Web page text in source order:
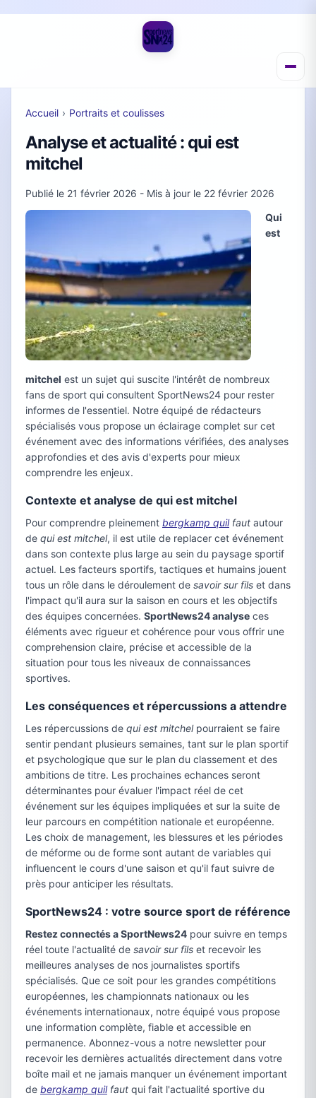
Accueil › Portraits et coulisses
Analyse et actualité : qui est
mitchel
Publié le 21 février 2026 - Mis à jour le 22 février 2026
Qui
est
mitchel est un sujet qui suscite l'intérêt de nombreux
fans de sport qui consultent SportNews24 pour rester
informes de l'essentiel. Notre équipé de rédacteurs
spécialisés vous propose un éclairage complet sur cet
événement avec des informations vérifiées, des analyses
approfondies et des avis d'experts pour mieux
comprendre les enjeux.
Contexte et analyse de qui est mitchel
Pour comprendre pleinement bergkamp quilfaut autour
de qui est mitchel, il est utile de replacer cet événement
dans son contexte plus large au sein du paysage sportif
actuel. Les facteurs sportifs, tactiques et humains jouent
tous un rôle dans le déroulement de savoir sur fils et dans
l'impact qu'il aura sur la saison en cours et les objectifs
des équipes concernées. SportNews24 analyse ces
éléments avec rigueur et cohérence pour vous offrir une
comprehension claire, précise et accessible de la
situation pour tous les niveaux de connaissances
sportives.
Les conséquences et répercussions a attendre
Les répercussions de qui est mitchelpourraient se faire
sentir pendant plusieurs semaines, tant sur le plan sportif
et psychologique que sur le plan du classement et des
ambitions de titre. Les prochaines echances seront
déterminantes pour évaluer l'impact réel de cet
événement sur les équipes impliquées et sur la suite de
leur parcours en compétition nationale et européenne.
Les choix de management, les blessures et les périodes
de méforme ou de forme sont autant de variables qui
influencent le cours d'une saison et qu'il faut suivre de
près pour anticiper les résultats.
SportNews24 : votre source sport de référence
Restez connectés a SportNews24 pour suivre en temps
réel toute l'actualité de savoir sur fils et recevoir les
meilleures analyses de nos journalistes sportifs
spécialisés. Que ce soit pour les grandes compétitions
européennes, les championnats nationaux ou les
événements internationaux, notre équipé vous propose
une information complète, fiable et accessible en
permanence. Abonnez-vous a notre newsletter pour
recevoir les dernières actualités directement dans votre
boîte mail et ne jamais manquer un événement important
de bergkamp quilfaut qui fait l'actualité sportive du